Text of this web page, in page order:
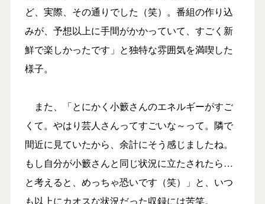
ど、実際、その通りでした（笑）。番組の作り込
みが、予想以上に手間がかかっていて、すごく新
鮮で楽しかったです」と独特な雰囲気を満喫した
様子。
また、「とにかく小籔さんのエネルギーがすご
くて。やはり芸人さんってすごいな～って。隣で
間近に見ていたから、余計にそう感じましたね。
もし自分が小籔さんと同じ状況に立たされたら…
と考えると、めっちゃ恐いです（笑）」と、いつ
も以上にカオスな状況だった収録には苦笑。